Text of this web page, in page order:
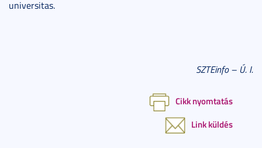
universitas.
SZTEinfo – Ú. I.
Cikk nyomtatás
Link küldés